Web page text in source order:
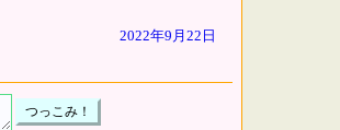
2022年9月22日